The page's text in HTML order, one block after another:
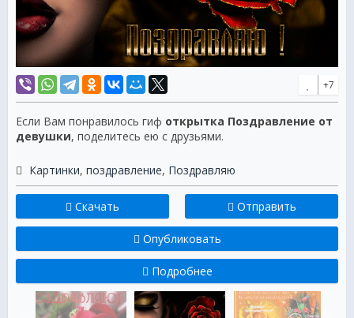
+7
Если Вам понравилось гиф открытка Поздравление от
девушки, поделитесь ею с друзьями.
Картинки, поздравление, Поздравляю
Скачать Отправить
Опубликовать
Подробнее